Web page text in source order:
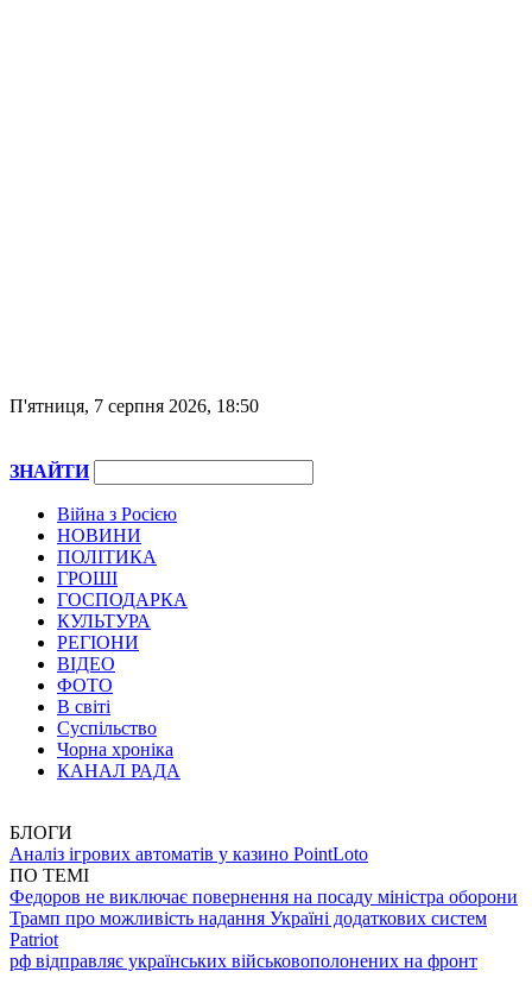
П'ятниця, 7 серпня 2026, 18:50
ЗНАЙТИ
Війна з Росією
НОВИНИ
ПОЛІТИКА
ГРОШІ
ГОСПОДАРКА
КУЛЬТУРА
РЕГІОНИ
ВІДЕО
ФОТО
В світі
Суспільство
Чорна хроніка
КАНАЛ РАДА
БЛОГИ
Аналіз ігрових автоматів у казино PointLoto
ПО ТЕМІ
Федоров не виключає повернення на посаду міністра оборони
Трамп про можливість надання Україні додаткових систем
Patriot
рф відправляє українських військовополонених на фронт